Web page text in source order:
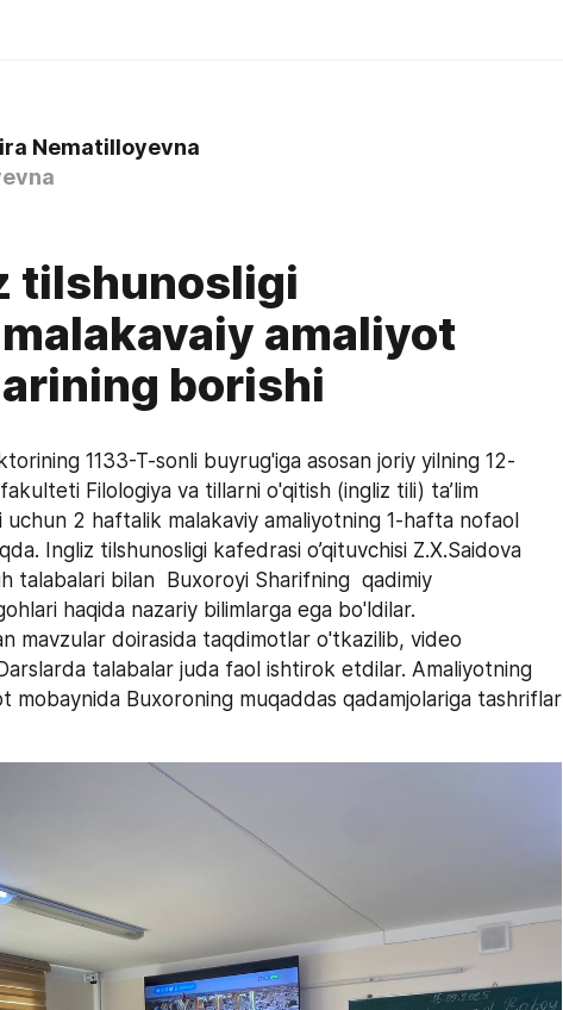
Nematilloyevna
tilshunosligi
amaliyot
borishi
1133-T-sonli buyrug'iga asosan joriy yilning 12-
Filologiya va tillarni o'qitish (ingliz tili) ta’lim
uchun 2 haftalik malakaviy amaliyotning 1-hafta nofaol
Ingliz tilshunosligi kafedrasi o’qituvchisi Z.X.Saidova
talabalari bilan  Buxoroyi Sharifning  qadimiy
haqida nazariy bilimlarga ega bo'ldilar.
talabalar juda faol ishtirok etdilar. Amaliyotning
mobaynida Buxoroning muqaddas qadamjolariga tashriflar